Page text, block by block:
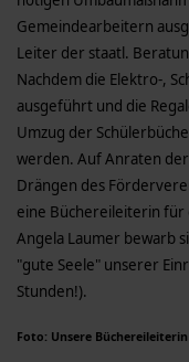
Gemeindearbeitern
Leiter der staatl.
Nachdem die Elektro-,
ausgeführt und die
Umzug der
werden. Auf Anraten
Drängen des
eine Büchereileiterin für
Angela Laumer bewarb
"gute Seele" unserer
Stunden!).
Foto: Unsere